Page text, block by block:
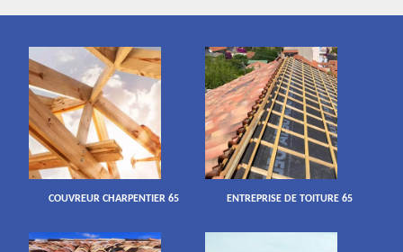
COUVREUR CHARPENTIER 65 ENTREPRISE DE TOITURE 65